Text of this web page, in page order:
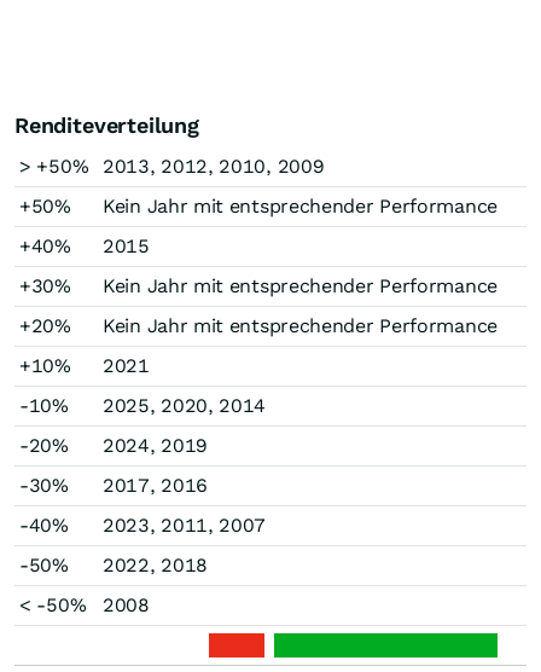
Renditeverteilung
> +50%
2013, 2012, 2010, 2009
+50%
Kein Jahr mit entsprechender Performance
+40%
2015
+30%
Kein Jahr mit entsprechender Performance
+20%
Kein Jahr mit entsprechender Performance
+10%
2021
-10%
2025, 2020, 2014
-20%
2024, 2019
-30%
2017, 2016
-40%
2023, 2011, 2007
-50%
2022, 2018
< -50%
2008